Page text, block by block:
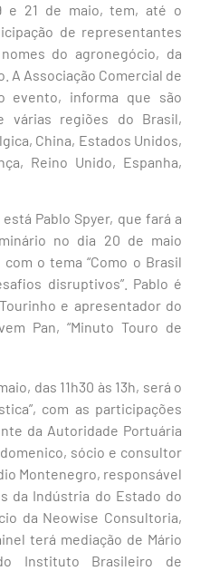
e 21 de maio, tem, até o
de representantes
do agronegócio, da
A Associação Comercial de
evento, informa que são
várias regiões do Brasil,
China, Estados Unidos,
Reino Unido, Espanha,
Pablo Spyer, que fará a
no dia 20 de maio
o tema “Como o Brasil
disruptivos”. Pablo é
e apresentador do
Pan, “Minuto Touro de
das 11h30 às 13h, será o
com as participações
da Autoridade Portuária
sócio e consultor
Montenegro, responsável
da Indústria do Estado do
da Neowise Consultoria,
terá mediação de Mário
Instituto Brasileiro de